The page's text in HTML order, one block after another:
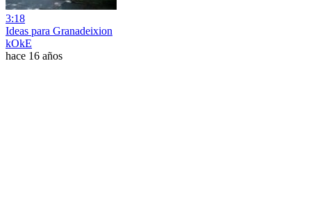
3:18
Ideas para Granadeixion
kOkE
hace 16 años